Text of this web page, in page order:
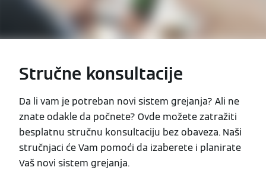
Stručne konsultacije
Da li vam je potreban novi sistem grejanja? Ali ne
znate odakle da počnete? Ovde možete zatražiti
besplatnu stručnu konsultaciju bez obaveza. Naši
stručnjaci će Vam pomoći da izaberete i planirate
Vaš novi sistem grejanja.